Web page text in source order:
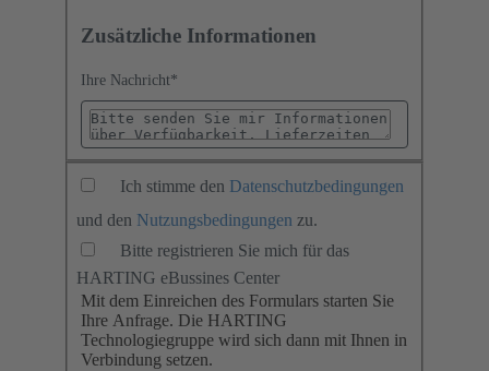
Zusätzliche Informationen
Ihre Nachricht*
Ich stimme den Datenschutzbedingungen
und den Nutzungsbedingungen zu.
Bitte registrieren Sie mich für das
HARTING eBussines Center
Mit dem Einreichen des Formulars starten Sie
Ihre Anfrage. Die HARTING
Technologiegruppe wird sich dann mit Ihnen in
Verbindung setzen.